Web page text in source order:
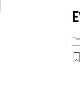
Google